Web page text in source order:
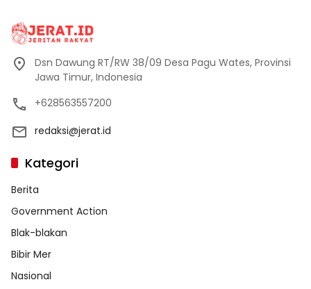
Dsn Dawung RT/RW 38/09 Desa Pagu Wates, Provinsi
Jawa Timur, Indonesia
+628563557200
redaksi@jerat.id
Kategori
Berita
Government Action
Blak-blakan
Bibir Mer
Nasional